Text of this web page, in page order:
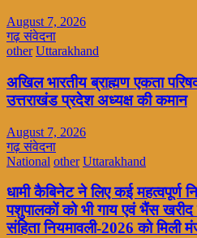
August 7, 2026
गढ़ संवेदना
other Uttarakhand
अखिल भारतीय ब्राह्मण एकता
उत्तराखंड प्रदेश अध्यक्ष की कमान
August 7, 2026
गढ़ संवेदना
National other Uttarakhand
धामी कैबिनेट ने लिए कई महत्वपूर्ण
पशुपालकों को भी गाय एवं भैंस
संहिता नियमावली-2026 को मिली